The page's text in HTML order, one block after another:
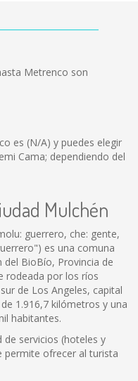
Metrenco son
es (N/A) y puedes elegir
Cama; dependiendo del
Mulchén
guerrero, che: gente,
es una comuna
del BioBío, Provincia de
rodeada por los ríos
de Los Angeles, capital
1.916,7 kilómetros y una
habitantes.
de servicios (hoteles y
permite ofrecer al turista